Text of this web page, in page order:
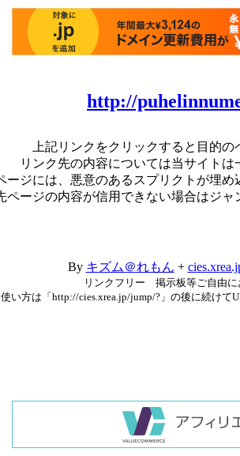
http://
上記リンクをクリックすると目的の
リンク先の内容については当サイトは
ージには、悪意のあるスプリクトが埋め
ページの内容が信用できない場合はジャ
By キズム＠れもん +
リンクフリー 掲示板等ご自由に
使い方は「http://cies.xrea.jp/jump/?」の後に続けて